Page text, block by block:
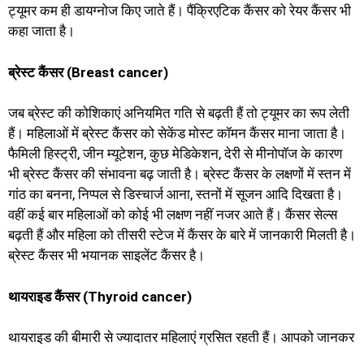
ट्यूमर कम ही डायग्नोज किए जाते हैं। पैंक्रिएटिक कैंसर को रेयर कैंसर भी
कहा जाता है।
ब्रेस्ट कैंसर (Breast cancer)
जब ब्रेस्ट की कोशिकाएं अनियमित गति से बढ़ती हैं तो ट्यूमर का रूप लेती
हैं। महिलाओं में ब्रेस्ट कैंसर को सेकेंड मोस्ट कॉमन कैंसर माना जाता है।
फैमिली हिस्ट्री, जीन म्यूटेशन, कुछ मेडिकेशन, देरी से मीनोपॉज के कारण
भी ब्रेस्ट कैंसर की संभावना बढ़ जाती है। ब्रेस्ट कैंसर के लक्षणों में स्तन में
गांठ का बनना, निप्पल से डिस्चार्ज आना, स्तनों में सूजन आदि दिखता है।
वहीं कई बार महिलाओं को कोई भी लक्षण नहीं नजर आते हैं। कैंसर सेल्स
बढ़ती हैं और महिला को तीसरी स्टेज में कैंसर के बारे में जानकारी मिलती है।
ब्रेस्ट कैंसर भी भयानक साइलेंट कैंसर है।
थायराइड कैंसर (Thyroid cancer)
थायराइड की बीमारी से ज्यादातर महिलाएं ग्रसित रहती हैं। आपको जानकर